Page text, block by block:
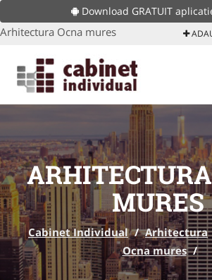
Download GRATUIT
Arhitectura Ocna mures
MURES
Cabinet Individual / Arhitectura
Ocna mures /